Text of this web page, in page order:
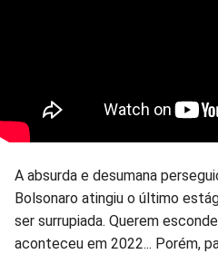
A absurda e desumana
Bolsonaro atingiu o último
ser surrupiada. Querem
aconteceu em 2022... Porém,